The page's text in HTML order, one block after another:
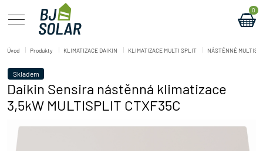
Úvod Produkty KLIMATIZACE DAIKIN KLIMATIZACE MULTI SPLIT NÁSTĚNNÉ
Skladem
Daikin Sensira nástěnná klimatizace
3,5kW MULTISPLIT CTXF35C
0